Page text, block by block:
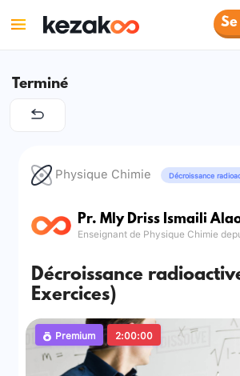
Terminé
Physique Chimie Décroissance
Pr. Mly Driss Ismaili
Enseignant de Physique Chimie
Décroissance
Exercices)
Premium 2:00:00